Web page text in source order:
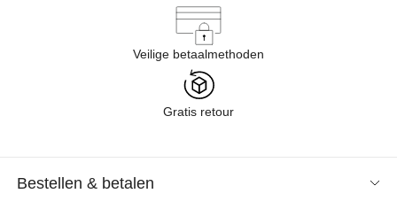
Veilige betaalmethoden
Gratis retour
Bestellen & betalen